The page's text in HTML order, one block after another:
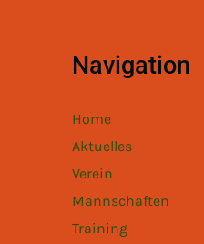
Navigation
Home
Aktuelles
Verein
Mannschaften
Training